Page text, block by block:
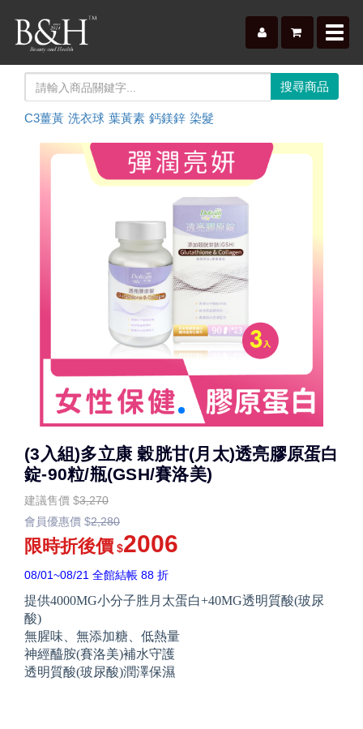
C3薑黃 洗衣球 葉黃素 鈣鎂鋅 染髮
(3入組)多立康 穀胱甘(月太)透亮膠原蛋白
錠-90粒/瓶(GSH/賽洛美)
建議售價 $3,270
會員優惠價 $2,280
限時折後價 $2006
08/01~08/21 全館結帳 88 折
提供4000MG小分子胜月太蛋白+40MG透明質酸(玻尿
酸)
無腥味、無添加糖、低熱量
神經醯胺(賽洛美)補水守護
透明質酸(玻尿酸)潤澤保濕